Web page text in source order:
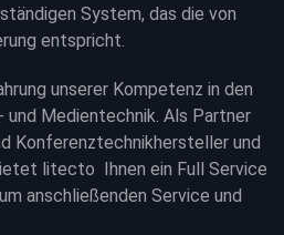
System, das die von
entspricht.
unserer Kompetenz in den
und Medientechnik. Als Partner
Konferenztechnikhersteller und
litecto Ihnen ein Full Service
anschließenden Service und